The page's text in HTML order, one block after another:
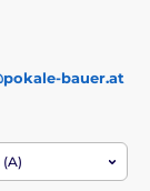
bauer.at